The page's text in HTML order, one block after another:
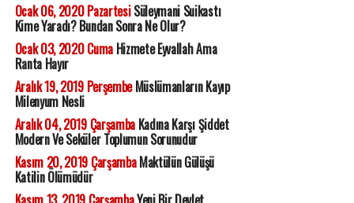
Ocak 06, 2020 PazartesiSüleymani Suikastı
Kime Yaradı? Bundan Sonra Ne Olur?
Ocak 03, 2020 CumaHizmete Eyvallah Ama
Ranta Hayır
Aralık 19, 2019 PerşembeMüslümanların Kayıp
Milenyum Nesli
Aralık 04, 2019 ÇarşambaKadına Karşı Şiddet
Modern Ve Seküler Toplumun Sorunudur
Kasım 20, 2019 ÇarşambaMaktülün Gülüşü
Katilin Ölümüdür